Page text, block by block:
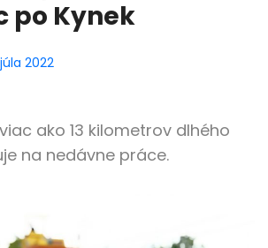
po Kynek
júla 2022
ako 13 kilometrov dlhého
na nedávne práce.